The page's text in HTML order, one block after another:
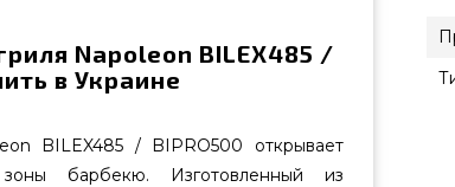
Napoleon BILEX485 /
в Украине
BILEX485 / BIPRO500 открывает
барбекю. Изготовленный из